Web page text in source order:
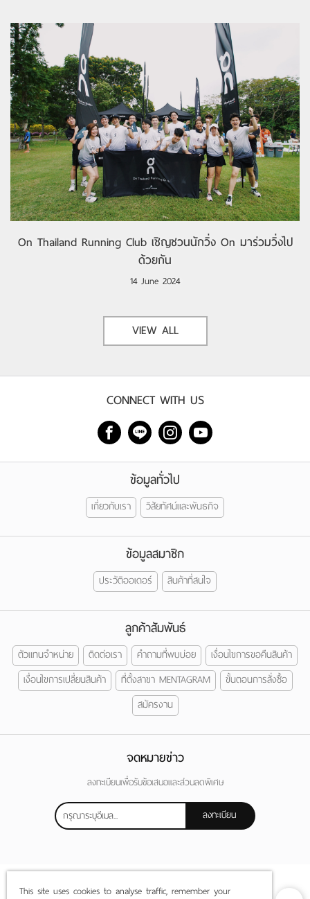
On Thailand Running Club เชิญชวนนักวิ่ง On มาร่วมวิ่งไป
ด้วยกัน
14 June 2024
VIEW ALL
CONNECT WITH US
ข้อมูลทั่วไป
เกี่ยวกับเรา วิสัยทัศน์และพันธกิจ
ข้อมูลสมาชิก
ประวัติออเดอร์ สินค้าที่สนใจ
ลูกค้าสัมพันธ์
ตัวแทนจำหน่าย ติดต่อเรา คำถามที่พบบ่อย
เงื่อนไขการขอคืนสินค้า
เงื่อนไขการเปลี่ยนสินค้า
ที่ตั้งสาขา MENTAGRAM
ขั้นตอนการสั่งซื้อ
สมัครงาน
จดหมายข่าว
ลงทะเบียนเพื่อรับข้อเสนอและส่วนลดพิเศษ
ลงทะเบียน
This site uses cookies to analyse traffic, remember your